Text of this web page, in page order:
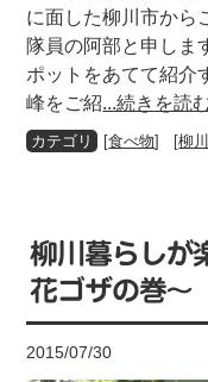
に面した柳川市から
隊員の阿部と申しま
ポットをあてて紹介
峰をご紹...続きを読
[食べ物] [柳
柳川暮らしが
花ゴザの巻～
2015/07/30